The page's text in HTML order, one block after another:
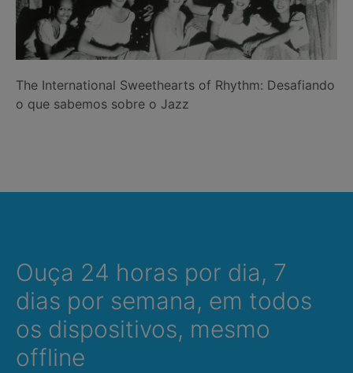
The International Sweethearts of Rhythm: Desafiando
o que sabemos sobre o Jazz
Ouça 24 horas por dia, 7
dias por semana, em todos
os dispositivos, mesmo
offline